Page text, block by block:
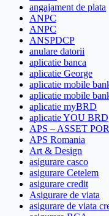
angajament de plata
ANPC
ANPC
ANSPDCP
anulare datorii
aplicatie banca
aplicatie George
aplicatie mobile
aplicatie mobile
aplicatie myBRD
aplicatie YOU BRD
APS – ASSET
APS Romania
Art & Design
asigurare casco
asigurare Cetelem
asigurare credit
Asigurare de viata
asigurare de viata